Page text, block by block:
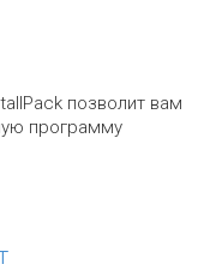
позволит вам
программу